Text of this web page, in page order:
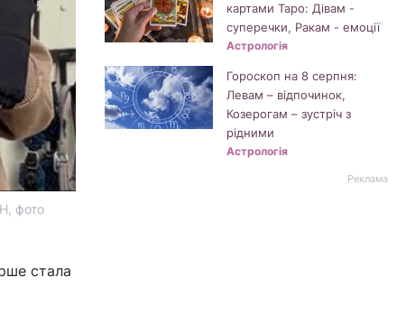
фото
стала
картами Таро: Дівам -
суперечки, Ракам - емоції
Астрологія
Гороскоп на 8 серпня:
Левам – відпочинок,
Козерогам – зустріч з
рідними
Астрологія
Реклама